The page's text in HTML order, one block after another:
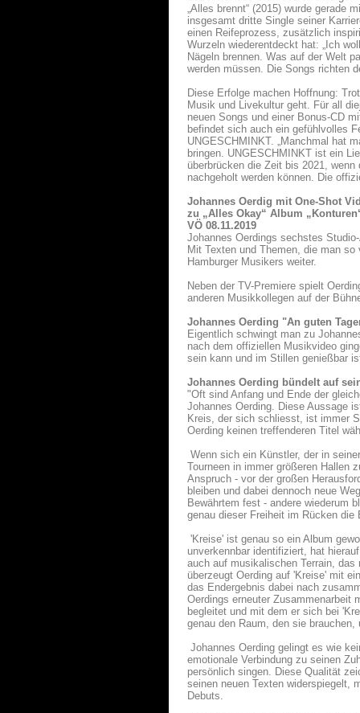
„Alles brennt“ (2015) wurde gerade
insgesamt dritte Single seiner
einen Reifeprozess, zusätzlich
Wurzeln wiederentdeckt hat: „Ich
Nägeln brennen. Was auf der Welt
werden müssen. Die Songs richten
Diese Erfolge machen Hoffnung:
Musik und Livekultur geht. Für all
neuen Songs und einer Bonus-CD
befindet sich auch ein gefühlvolles
UNGESCHMINKT. „Manchmal hat
bringen. UNGESCHMINKT ist ein
überbrücken die Zeit bis 2021,
nachgeholt werden können. Die
Johannes Oerdig mit One-Shot
zu „Alles Okay“ Album
VÖ 08.11.2019
Johannes Oerdings sechstes
Mit Texten und Themen, die man
Hamburger Musikers weiter.
Neben der TV-Premiere spielt
anderen Musikkollegen auf der
Johannes Oerding "An guten
Eigentlich schwingt man zu
nach dem offiziellen Musikvideo
sein kann und im Stillen genießbar
Johannes Oerding bündelt auf
"Oft sind Anfang und Ende der
Johannes Oerding. Diese Aussage
Kreis, der sich schliesst, ist immer
Oerding keinen treffenderen Titel
Wenn sich ein Künstler, der in
Tourneen in immer größeren Hallen
Anspruch - vor der großen
bleiben und dabei dennoch neue
Bewährtem fest - andere wiederum
genau dieser Freiheit im Rücken
'Kreise' ist genau so ein Album
unverkennbar identifiziert, hat
auch auf musikalischen Terrain,
überzeugt Oerding auf 'Kreise' mit
das Endergebnis dabei nach
Oerdings erneuter Zusammenarbeit
begleitet und mit dem er sich bei
genau den Raum, den sie
Johannes Oerding gelingt es wie
emotionale Verbindung zu seinen
persönlich singen. Diese Qualität
seinen neuen Texten widerspiegelt,
Debuts.